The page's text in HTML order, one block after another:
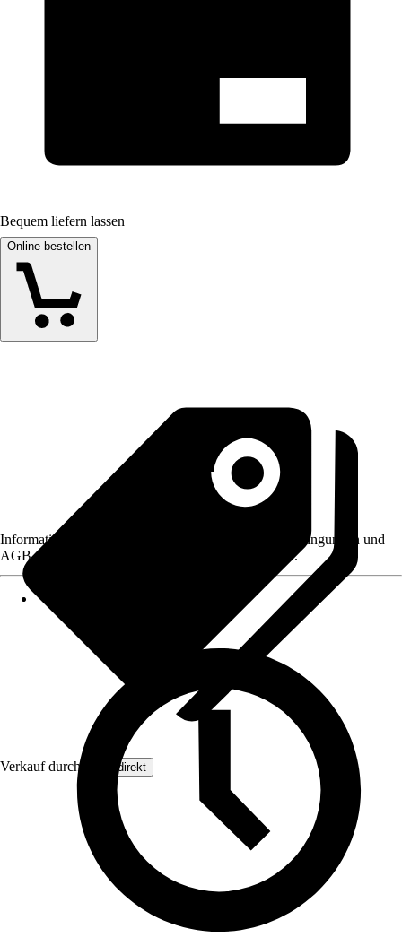
Bequem liefern lassen
Online bestellen
Verkauf durch: Floordirekt
Informationen des Verkäufers, wie z. B. Rückgabebedingungen und
AGB, finden Sie bei Klick auf den Verkäufernamen.